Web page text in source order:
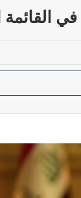
بوضع سقوف زمنية
مرفوضة
القائمة